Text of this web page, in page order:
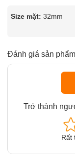
Size mặt: 32mm
Đánh giá sản
Trở thành
Rất